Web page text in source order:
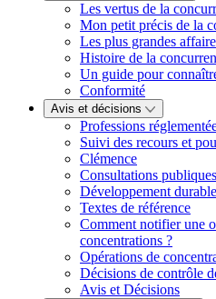
Les vertus de la
Mon petit précis de la
Les plus grandes
Histoire de la
Un guide pour
Conformité
Avis et décisions
Professions
Suivi des recours et
Clémence
Consultations
Développement
Textes de référence
Comment notifier une
concentrations ?
Opérations de
Décisions de contrôle
Avis et Décisions